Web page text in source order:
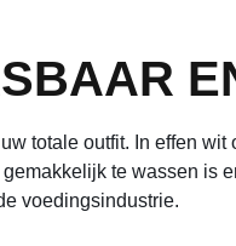
totale outfit. In effen
te wassen
voedingsindustrie.